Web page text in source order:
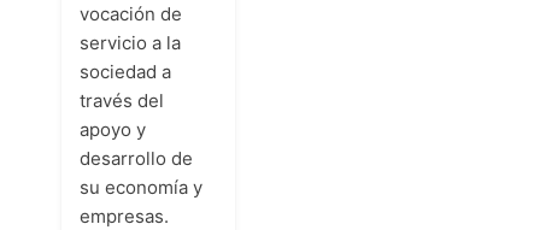
vocación de
servicio a la
sociedad a
través del
apoyo y
desarrollo de
su economía y
empresas.